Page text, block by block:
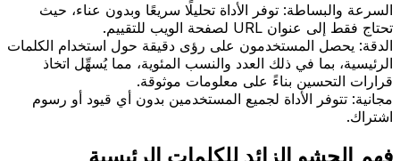
السرعة والبساطة: توفر الأداة تحليلًا سريعًا وبدون عناء، حيث
تحتاج فقط إلى عنوان URL لصفحة الويب للتقييم.
الدقة: يحصل المستخدمون على رؤى دقيقة حول استخدام الكلمات
الرئيسية، بما في ذلك العدد والنسب المئوية، مما يُسهِّل اتخاذ
قرارات التحسين بناءً على معلومات موثوقة.
مجانية: تتوفر الأداة لجميع المستخدمين بدون أي قيود أو رسوم
اشتراك.